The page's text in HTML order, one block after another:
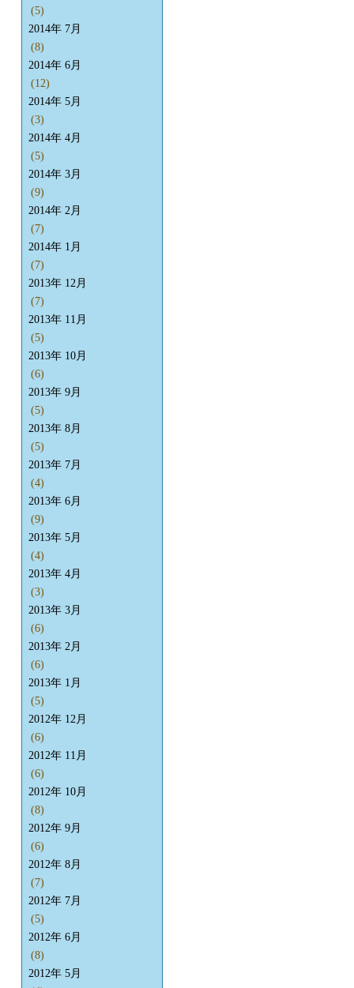
(5)
2014年 7月
(8)
2014年 6月
(12)
2014年 5月
(3)
2014年 4月
(5)
2014年 3月
(9)
2014年 2月
(7)
2014年 1月
(7)
2013年 12月
(7)
2013年 11月
(5)
2013年 10月
(6)
2013年 9月
(5)
2013年 8月
(5)
2013年 7月
(4)
2013年 6月
(9)
2013年 5月
(4)
2013年 4月
(3)
2013年 3月
(6)
2013年 2月
(6)
2013年 1月
(5)
2012年 12月
(6)
2012年 11月
(6)
2012年 10月
(8)
2012年 9月
(6)
2012年 8月
(7)
2012年 7月
(5)
2012年 6月
(8)
2012年 5月